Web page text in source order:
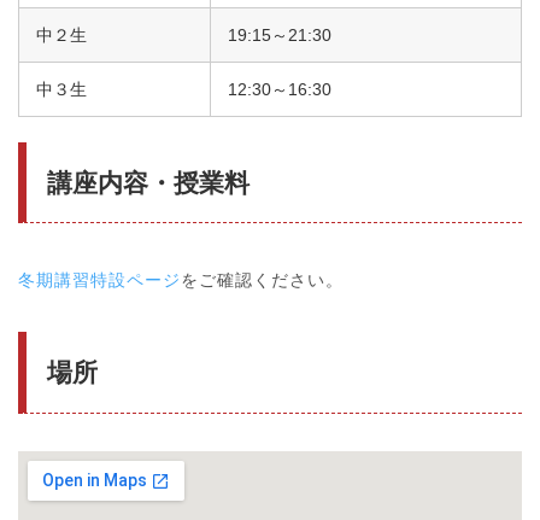
中２生 19:15～21:30
中３生 12:30～16:30
講座内容・授業料
冬期講習特設ページをご確認ください。
場所